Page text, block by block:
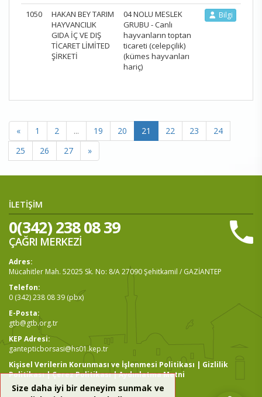
1050
HAKAN BEY TARIM
HAYVANCILIK
GIDA İÇ VE DIŞ
TİCARET LİMİTED
ŞİRKETİ
04 NOLU MESLEK
GRUBU - Canlı
hayvanların toptan
ticareti (celepçilik)
(kümes hayvanları
hariç)
Bilgi
« 1 2 ... 19 20 21 22 23
24
25
26 27 »
İLETİŞİM
0(342) 238 08 39
ÇAĞRI MERKEZİ
Adres:
Mücahitler Mah. 52025 Sk. No: 8/A 27090 Şehitkamil / GAZİANTEP
Telefon:
0 (342) 238 08 39 (pbx)
E-Posta:
gtb@gtb.org.tr
KEP Adresi:
gantepticborsasi@hs01.kep.tr
Kişisel Verilerin Korunması ve İşlenmesi Politikası | Gizlilik
Politikası|Çerez Politikası|Aydınlatma Metni
Size daha iyi bir deneyim sunmak ve